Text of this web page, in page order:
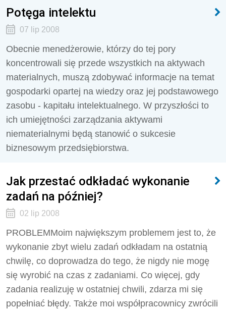
Potęga intelektu
07 lip 2008
Obecnie menedżerowie, którzy do tej pory
koncentrowali się przede wszystkich na aktywach
materialnych, muszą zdobywać informacje na temat
gospodarki opartej na wiedzy oraz jej podstawowego
zasobu - kapitału intelektualnego. W przyszłości to
ich umiejętności zarządzania aktywami
niematerialnymi będą stanowić o sukcesie
biznesowym przedsiębiorstwa.
Jak przestać odkładać wykonanie
zadań na później?
02 lip 2008
PROBLEMMoim największym problemem jest to, że
wykonanie zbyt wielu zadań odkładam na ostatnią
chwilę, co doprowadza do tego, że nigdy nie mogę
się wyrobić na czas z zadaniami. Co więcej, gdy
zadania realizuję w ostatniej chwili, zdarza mi się
popełniać błędy. Także moi współpracownicy zwrócili